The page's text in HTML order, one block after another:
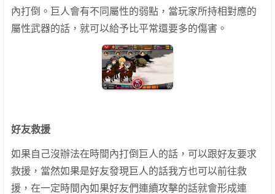
內打倒。 巨人會有不同屬性的弱點，當玩家所持相對應的
屬性武器的話，就可以給予比平常還要多的傷害。
好友救援
如果自己沒辦法在時間內打倒巨人的話，可以跟好友要求
救援，當然如果是好友發現巨人的話我方也可以前往救
援，在一定時間內如果好友們連續攻擊的話就會形成連